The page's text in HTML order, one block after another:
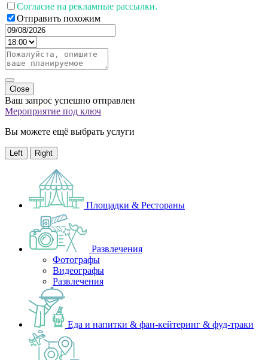
Согласие на рекламные рассылки.
Отправить похожим
Close
Ваш запрос успешно отправлен
Мероприятие под ключ
Вы можете ещё выбрать услуги
Left Right
Площадки & Рестораны
Развлечения
Фотографы
Видеографы
Развлечения
Еда и напитки & фан-кейтеринг & фуд-траки